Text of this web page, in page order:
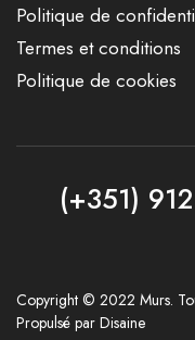
Politique de
Termes et conditions
Politique de cookies
(+351)
Copyright © 2022 Murs.
Propulsé par Disaine